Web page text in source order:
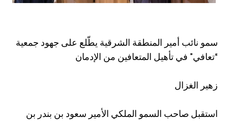
سمو نائب أمير المنطقة الشرقية يطّلع على جهود جمعية
“تعافي” في تأهيل المتعافين من الإدمان
زهير الغزال
استقبل صاحب السمو الملكي الأمير سعود بن بندر بن